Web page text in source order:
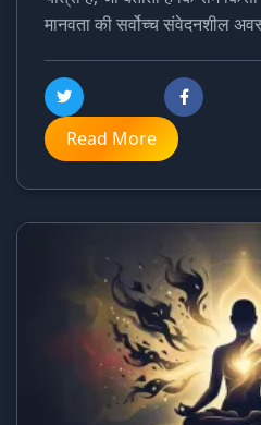
मानवता की सर्वोच्च संवेदनशील
Read More